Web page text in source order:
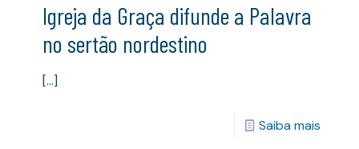
Igreja da Graça difunde a Palavra
no sertão nordestino
[…]
Saiba mais